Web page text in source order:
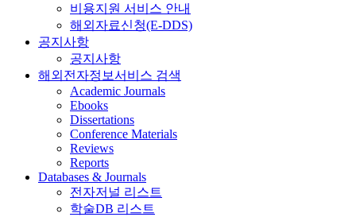
비용지원 서비스 안내
해외자료신청(E-DDS)
공지사항
공지사항
해외전자정보서비스 검색
Academic Journals
Ebooks
Dissertations
Conference Materials
Reviews
Reports
Databases & Journals
전자저널 리스트
학술DB 리스트